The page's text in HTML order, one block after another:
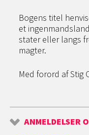
Bogens titel
et
stater eller langs
magter.
Med forord af Stig
ANMELDELSER